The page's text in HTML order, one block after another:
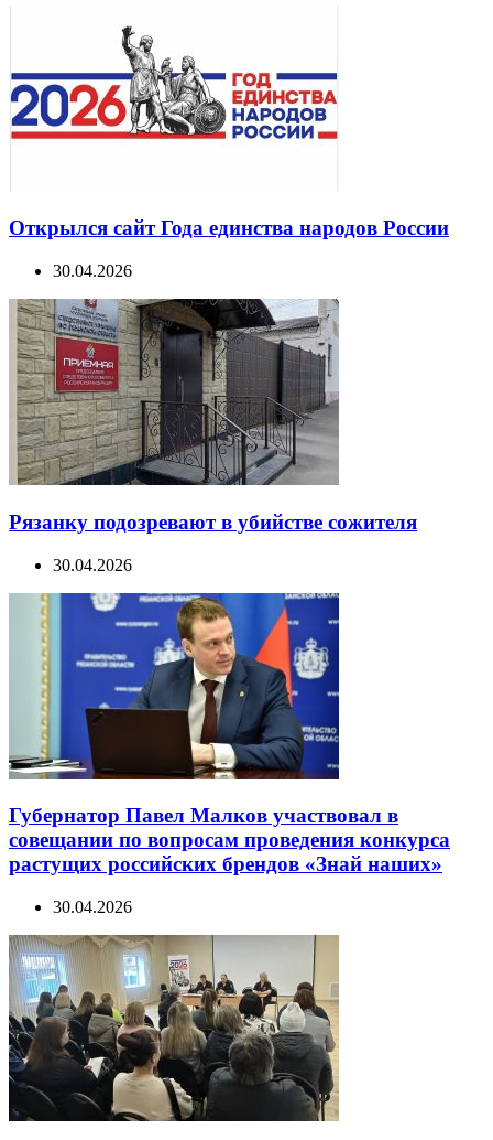
Открылся сайт Года единства народов России
30.04.2026
Рязанку подозревают в убийстве сожителя
30.04.2026
Губернатор Павел Малков участвовал в
совещании по вопросам проведения конкурса
растущих российских брендов «Знай наших»
30.04.2026